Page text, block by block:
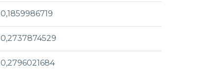
0,1859986719
0,2737874529
0,2796021684